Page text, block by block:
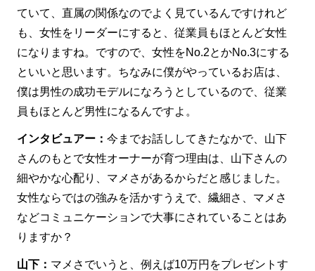
ていて、直属の関係なのでよく見ているんですけれど
も、女性をリーダーにすると、従業員もほとんど女性
になりますね。ですので、女性をNo.2とかNo.3にする
といいと思います。ちなみに僕がやっているお店は、
僕は男性の成功モデルになろうとしているので、従業
員もほとんど男性になるんですよ。
インタビュアー：今までお話ししてきたなかで、山下
さんのもとで女性オーナーが育つ理由は、山下さんの
細やかな心配り、マメさがあるからだと感じました。
女性ならではの強みを活かすうえで、繊細さ、マメさ
などコミュニケーションで大事にされていることはあ
りますか？
山下： マメさでいうと、例えば10万円をプレゼントす